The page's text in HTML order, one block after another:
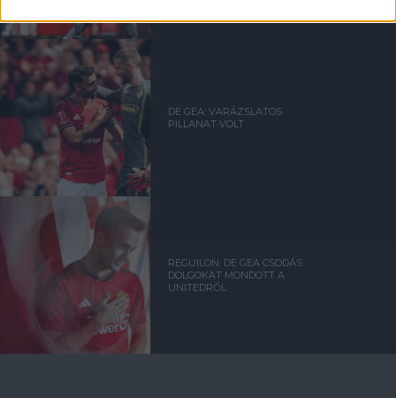
DE GEA: VARÁZSLATOS
PILLANAT VOLT
REGUILON: DE GEA CSODÁS
DOLGOKAT MONDOTT A
UNITEDRŐL